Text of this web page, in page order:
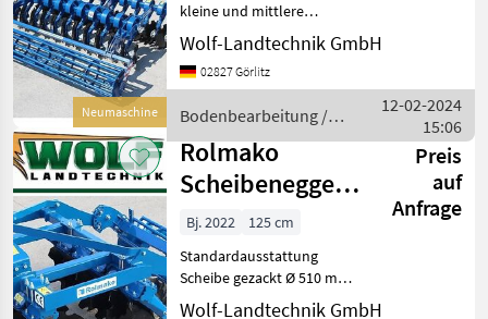
Neumaschine
kleine und mittlere
landwirtschaftliche Betriebe
vorgesehen, in denen
Schlepper von kleinerer
stehen. Ein wichtig
Wolf-Landtechnik GmbH
02827 Görlitz
Bodenbearbeitung /
Rolmako
12-02-2024
15:06
Rolmako
Scheibenegge
für Wein- und
Gartenbau U 645
| 1,2
Preis
auf
Anfrage
Bj. 2022
125 cm
Standardausstattung
Scheibe gezackt Ø 510 mm,
Borstahl 45-48 HRC,
Wolf-Landtechnik GmbH